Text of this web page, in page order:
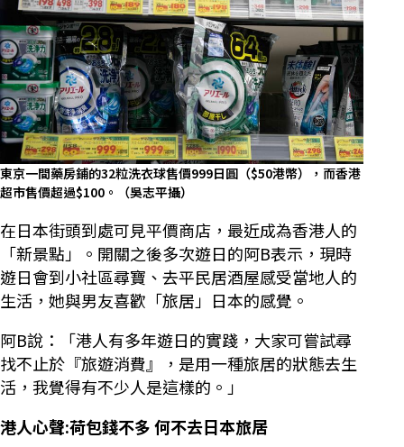
東京一間藥房鋪的32粒洗衣球售價999日圓（$50港幣），而香港
超市售價超過$100。（吳志平攝）
在日本街頭到處可見平價商店，最近成為香港人的
「新景點」。開關之後多次遊日的阿B表示，現時
遊日會到小社區尋寶、去平民居酒屋感受當地人的
生活，她與男友喜歡「旅居」日本的感覺。
阿B說：「港人有多年遊日的實踐，大家可嘗試尋
找不止於『旅遊消費』，是用一種旅居的狀態去生
活，我覺得有不少人是這樣的。」
港人心聲:荷包錢不多何不去日本旅居